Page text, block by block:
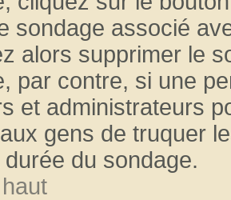
sondage associé
alors supprimer le
par contre, si une
et administrateurs
gens de truquer
du sondage.